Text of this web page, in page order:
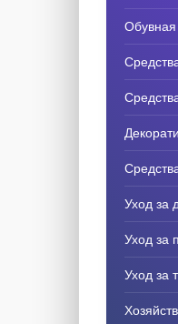
Обувная
Уход за
Уход за
Уход за